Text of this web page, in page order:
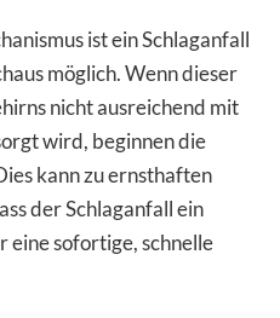
ist ein Schlaganfall
möglich. Wenn dieser
nicht ausreichend mit
wird, beginnen die
kann zu ernsthaften
der Schlaganfall ein
eine sofortige, schnelle